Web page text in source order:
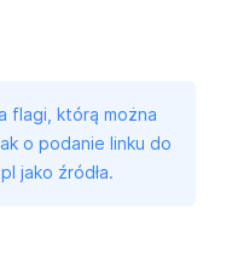
flagi, którą można
o podanie linku do
jako źródła.